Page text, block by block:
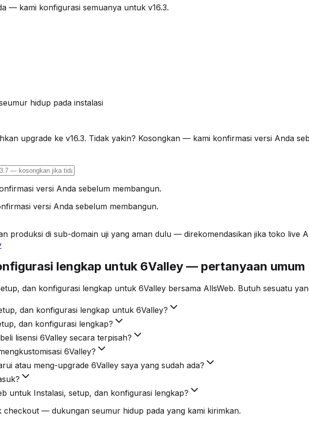
— kami konfigurasi semuanya untuk v16.3.
hidup pada instalasi
upgrade ke v16.3. Tidak yakin? Kosongkan — kami konfirmasi versi Anda
versi Anda sebelum membangun.
versi Anda sebelum membangun.
produksi di sub-domain uji yang aman dulu — direkomendasikan jika toko live
lengkap untuk 6Valley — pertanyaan umum
dan konfigurasi lengkap untuk 6Valley bersama AllsWeb. Butuh sesuatu
dan konfigurasi lengkap untuk 6Valley?
dan konfigurasi lengkap?
lisensi 6Valley secara terpisah?
6Valley?
atau meng-upgrade 6Valley saya yang sudah ada?
untuk Instalasi, setup, dan konfigurasi lengkap?
checkout — dukungan seumur hidup pada yang kami kirimkan.